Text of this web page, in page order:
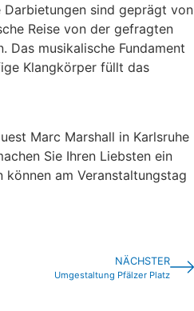
Darbietungen sind geprägt von
Reise von der gefragten
Das musikalische Fundament
Klangkörper füllt das
Marc Marshall in Karlsruhe
Sie Ihren Liebsten ein
am Veranstaltungstag
NÄCHSTER
Umgestaltung Pfälzer Platz